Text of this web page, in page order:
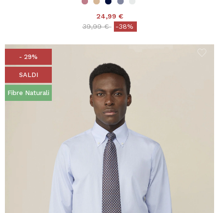
24,99 €
Price reduced from
39,99 €to-38%
- 29%
SALDI
Fibre Naturali